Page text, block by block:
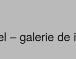
– galerie de